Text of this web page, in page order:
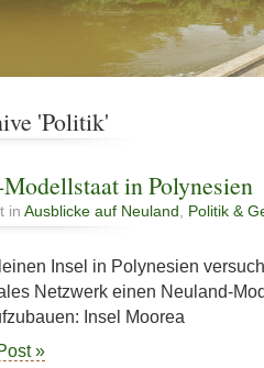
'Politik'
in Polynesien
in Ausblicke auf Neuland, Politik &
Insel in Polynesien
Netzwerk einen Neuland-
Insel Moorea
»